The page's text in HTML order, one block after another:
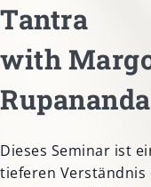
Tantra
with
Rupananda
Dieses Seminar ist
tieferen